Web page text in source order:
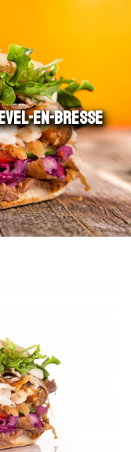
en-Bresse